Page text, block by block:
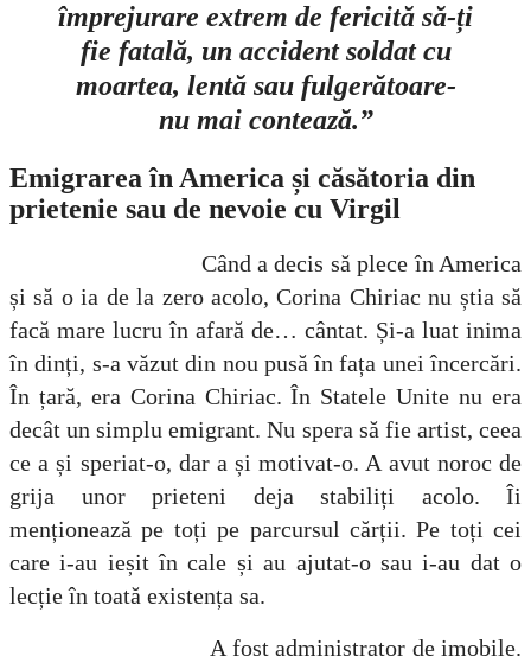
împrejurare extrem de fericită să-ți
fie fatală, un accident soldat cu
moartea, lentă sau fulgerătoare-
nu mai contează.”
Emigrarea în America și căsătoria din
prietenie sau de nevoie cu Virgil
Când a decis să plece în America
și să o ia de la zero acolo, Corina Chiriac nu știa să
facă mare lucru în afară de… cântat. Și-a luat inima
în dinți, s-a văzut din nou pusă în fața unei încercări.
În țară, era Corina Chiriac. În Statele Unite nu era
decât un simplu emigrant. Nu spera să fie artist, ceea
ce a și speriat-o, dar a și motivat-o. A avut noroc de
grija unor prieteni deja stabiliți acolo. Îi
menționează pe toți pe parcursul cărții. Pe toți cei
care i-au ieșit în cale și au ajutat-o sau i-au dat o
lecție în toată existența sa.
A fost administrator de imobile.